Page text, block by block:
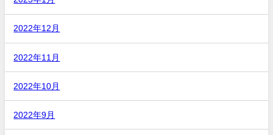
2022年12月
2022年11月
2022年10月
2022年9月